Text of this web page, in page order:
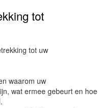
tot
tot uw
waarom uw
wat ermee gebeurt en hoe